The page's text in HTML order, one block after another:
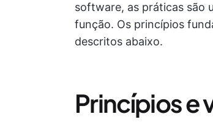
software, as práticas são
função. Os princípios
descritos abaixo.
Princípios e